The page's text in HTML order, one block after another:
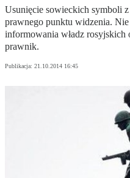
Usunięcie sowieckich symboli
prawnego punktu widzenia.
informowania władz
prawnik.
Publikacja: 21.10.2014 16:45